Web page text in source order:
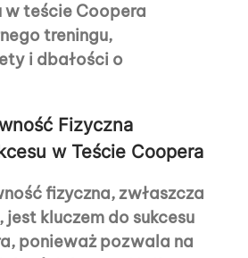
w teście Coopera
treningu,
i dbałości o
Fizyczna
w Teście Coopera
fizyczna, zwłaszcza
kluczem do sukcesu
ponieważ pozwala na